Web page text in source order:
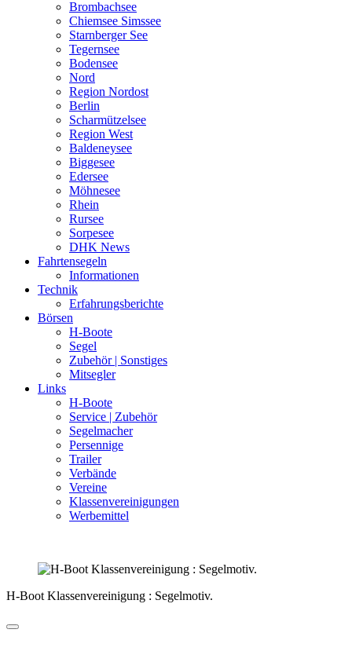
Brombachsee
Chiemsee Simssee
Starnberger See
Tegernsee
Bodensee
Nord
Region Nordost
Berlin
Scharmützelsee
Region West
Baldeneysee
Biggesee
Edersee
Möhnesee
Rhein
Rursee
Sorpesee
DHK News
Fahrtensegeln
Informationen
Technik
Erfahrungsberichte
Börsen
H-Boote
Segel
Zubehör | Sonstiges
Mitsegler
Links
H-Boote
Service | Zubehör
Segelmacher
Persennige
Trailer
Verbände
Vereine
Klassenvereinigungen
Werbemittel
H-Boot Klassenvereinigung : Segelmotiv.